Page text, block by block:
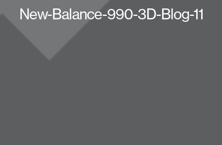
New-Balance-990-3D-Blog-11